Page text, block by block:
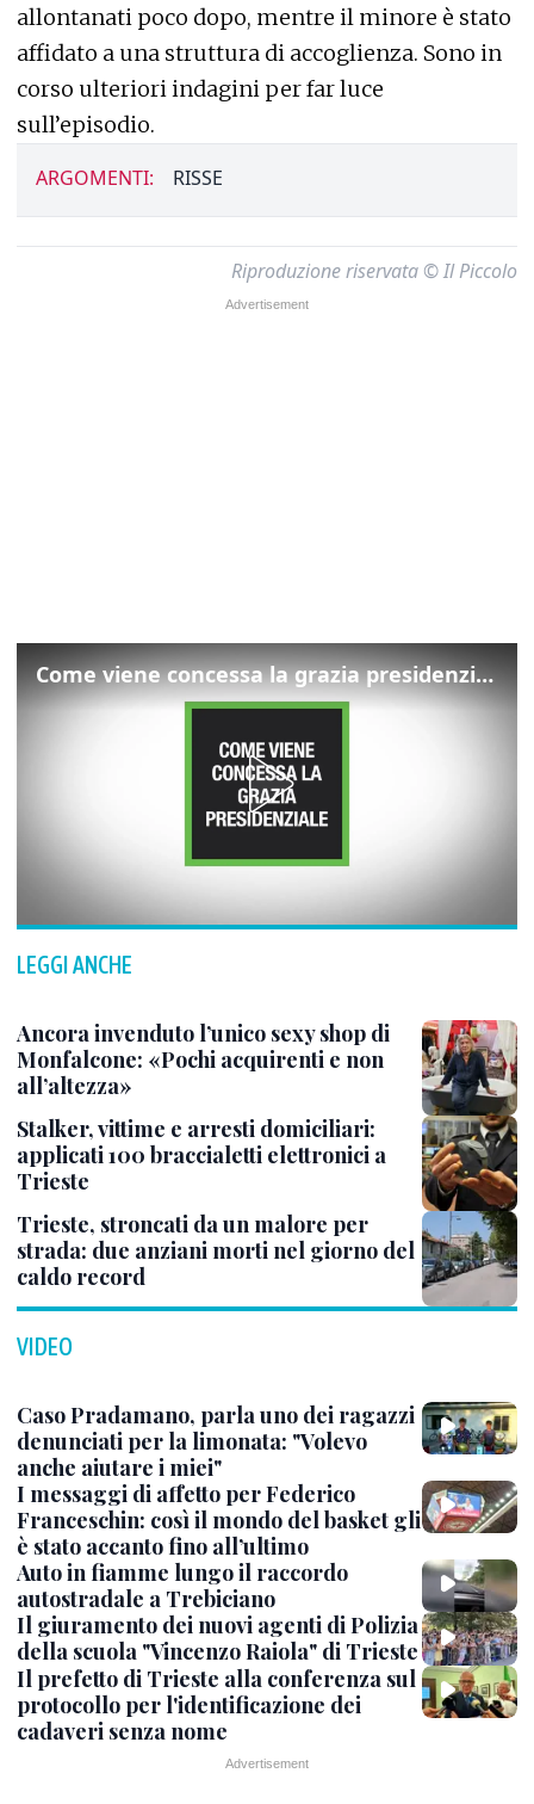
allontanati poco dopo, mentre il minore è stato
affidato a una struttura di accoglienza. Sono in
corso ulteriori indagini per far luce
sull’episodio.
ARGOMENTI: RISSE
Riproduzione riservata © Il Piccolo
Come viene concessa la grazia presidenziale
LEGGI ANCHE
Ancora invenduto l’unico sexy shop di
Monfalcone: «Pochi acquirenti e non
all’altezza»
Stalker, vittime e arresti domiciliari:
applicati 100 braccialetti elettronici a
Trieste
Trieste, stroncati da un malore per
strada: due anziani morti nel giorno del
caldo record
VIDEO
Caso Pradamano, parla uno dei ragazzi
denunciati per la limonata: "Volevo
anche aiutare i miei"
I messaggi di affetto per Federico
Franceschin: così il mondo del basket gli
è stato accanto fino all’ultimo
Auto in fiamme lungo il raccordo
autostradale a Trebiciano
Il giuramento dei nuovi agenti di Polizia
della scuola "Vincenzo Raiola" di Trieste
Il prefetto di Trieste alla conferenza sul
protocollo per l'identificazione dei
cadaveri senza nome